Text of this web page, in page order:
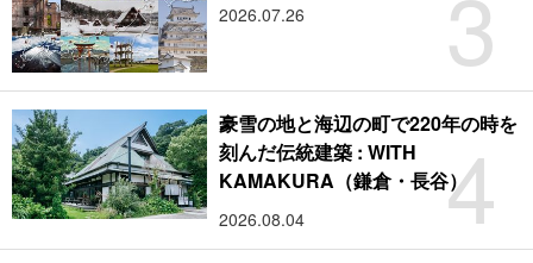
2026.07.26
4
豪雪の地と海辺の町で220年の時を
刻んだ伝統建築 : WITH
KAMAKURA（鎌倉・長谷）
2026.08.04